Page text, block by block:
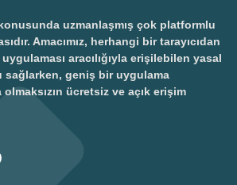
uzmanlaşmış çok platformlu
Amacımız, herhangi bir tarayıcıdan
aracılığıyla erişilebilen yasal
sağlarken, geniş bir uygulama
ücretsiz ve açık erişim